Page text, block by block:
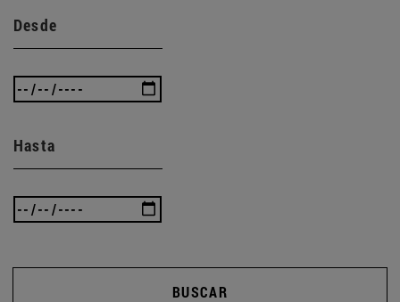
Desde
Hasta
BUSCAR